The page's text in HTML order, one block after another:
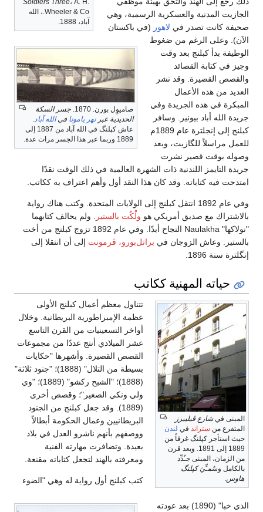
Wheeler & Co.، الله
آباد، 1888.
صاميوِل بورن. 1870.
جسر السكة
الحديدية عبرنهر يامونا فيالله آباد.
عاش كپلنگ في الله آباد من 1887 إلى
1889 وربما عبر هذا الجسر مرات عدة.
الجازيت المدنية والعسكرية الرسمية، وهي
صحيفة كانت تصدر في لاهور (في باكستان
الآن). وعلى الرغم من ضغوط
الوظيفة بدأ كبلنج بعد وقت
وجيز في كتابة القصائد
والقصص القصيرة. وقد نشر
العديد من هذه الأعمال
المبكرة في هذه الجريدة وفي
جريدة الله أباد بيونير. وسافر
كبلنج إلى إنجلترة عام 1889م
للعمل مراسلاً للگازيت، وبعد
وصوله بوقت قصير نشرت
جريدة التايمز اللندنية ذات الشهرة العالمية في ذلك الوقت نقدًا
امتدحت فيه كتاباته. وقد كان هذا النقد أول وأهم اعتراف به ككاتب.
وفي عام 1892 انتقل كبلنج إلى الولايات المتحدة. وكتب هناك رواية
بالاشتراك مع صديق أمريكي هو ولْكُت بالستير
. ولم يحالف كتابهما
"نولاكها" Naulakha النجاح أبدًا. وفي عام 1892 تزوج كبلنج من أخت
بالستير. وعاش الزوجان في براتل‌بورو، ڤرمونت إلى أن انتقلا إلى
إنگلترة سنة 1896.
حياته المهنية ككاتب
المبنى فيشارع ڤيلييرز
المتفرع من ستراند في لندن
حيث استأجر كپلنگ غرفاً من
1889 إلى 1891. وبعد قرن
من الزمان، المبنى جـُدِّد
بالكامل وسُمـِّيَكپلنگ
هاوس.
تتناول معظم أعمال كبلنج الأولى
عظمة الإمبراطورية البريطانية. وخلال
أواخر التسعينيات من القرن التاسع
عشر الميلادي أنتج عددًا من مجموعات
القصص القصيرة. وأشهرها "حكايات
بسيطة من التلال" (1888)؛ "جنود ثلاثة"
(1888)؛ "الشبح ركشو" (1889)؛ "وي
ولي ونكي الصغير"؛ وقصص أخرى
(1889). وقد جعل كبلنج من الجنود
البريطانيين وعمال الحكومة أبطالاً
ووصفهم بأنهم ناشرو العدل في بلاد
بعيدة. وتضافرت مهارته الفنية
ومعرفته بالهند لتجعل كتاباته مقنعة.
كتب كبلنج أول رواية له وهي "الضوء
الذي خبا" (1890) بعد عودته